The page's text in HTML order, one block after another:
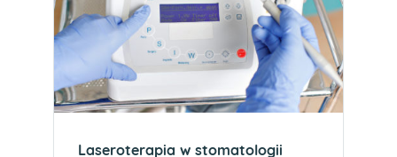
Laseroterapia w stomatologii